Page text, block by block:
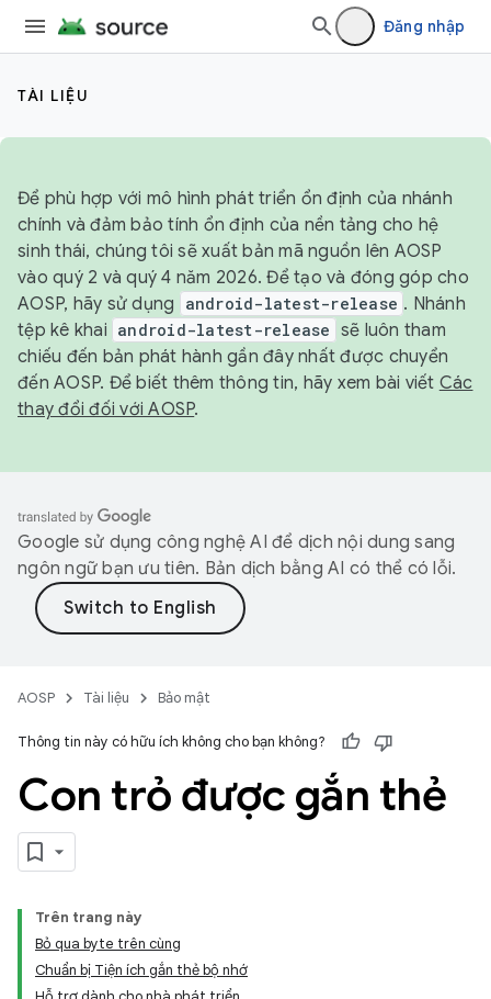
Đăng nhập
TÀI LIỆU
Để phù hợp với mô hình phát triển ổn định của nhánh
chính và đảm bảo tính ổn định của nền tảng cho hệ
sinh thái, chúng tôi sẽ xuất bản mã nguồn lên AOSP
vào quý 2 và quý 4 năm 2026. Để tạo và đóng góp cho
AOSP, hãy sử dụng
android-latest-release . Nhánh
tệp kê khai android-latest-release sẽ luôn tham
chiếu đến bản phát hành gần đây nhất được chuyển
đến AOSP. Để biết thêm thông tin, hãy xem bài viết Các
thay đổi đối với AOSP.
Google sử dụng công nghệ AI để dịch nội dung sang
ngôn ngữ bạn ưu tiên. Bản dịch bằng AI có thể có lỗi.
AOSP Tài liệu Bảo mật
Thông tin này có hữu ích không cho bạn không?
Con trỏ được gắn thẻ
Trên trang này
Bỏ qua byte trên cùng
Chuẩn bị Tiện ích gắn thẻ bộ nhớ